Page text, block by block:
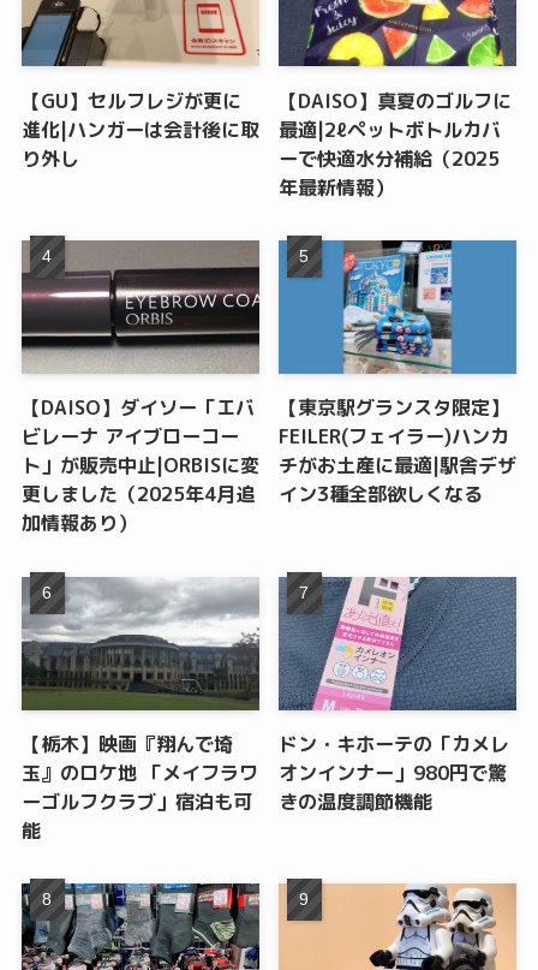
【GU】セルフレジが更に
進化|ハンガーは会計後に取
り外し
【DAISO】真夏のゴルフに
最適|2ℓペットボトルカバ
ーで快適水分補給（2025
年最新情報）
【DAISO】ダイソー「エバ
ビレーナ アイブローコー
ト」が販売中止|ORBISに変
更しました（2025年4月追
加情報あり）
【東京駅グランスタ限定】
FEILER(フェイラー)ハンカ
チがお土産に最適|駅舎デザ
イン3種全部欲しくなる
【栃木】映画『翔んで埼
玉』のロケ地 「メイフラワ
ーゴルフクラブ」宿泊も可
能
ドン・キホーテの「カメレ
オンインナー」980円で驚
きの温度調節機能